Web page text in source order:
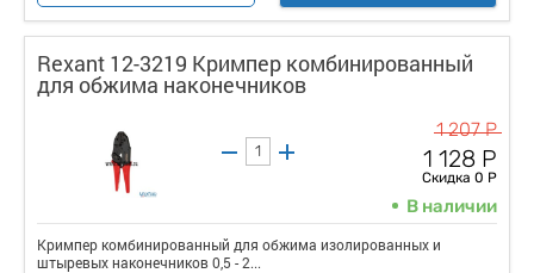
Rexant 12-3219 Кримпер комбинированный
для обжима наконечников
1 207 Р
1 128 Р
Скидка 0 Р
В наличии
Кримпер комбинированный для обжима изолированных и
штыревых наконечников 0,5 - 2...